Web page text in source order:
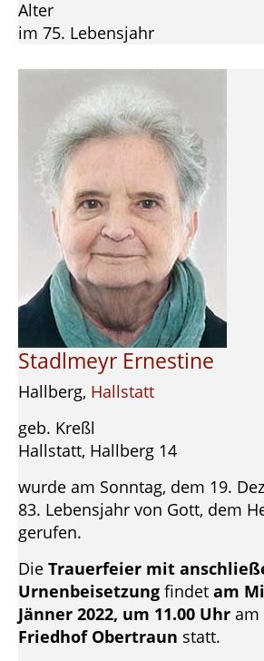
Alter
im 75. Lebensjahr
Stadlmeyr Ernestine
Hallberg, Hallstatt
geb. Kreßl
Hallstatt, Hallberg 14
wurde am Sonntag, dem 19.
83. Lebensjahr von Gott, dem
gerufen.
Die Trauerfeier mit
Urnenbeisetzung findet am
Jänner 2022, um 11.00 Uhr am
Friedhof Obertraun statt.